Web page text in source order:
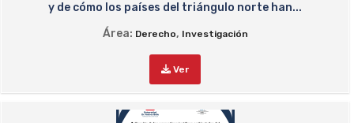
y de cómo los países del triángulo norte han...
Área: Derecho, Investigación
Ver